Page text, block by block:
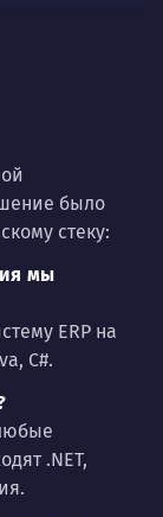
было
стеку:
мы
ERP на
C#.
.NET,